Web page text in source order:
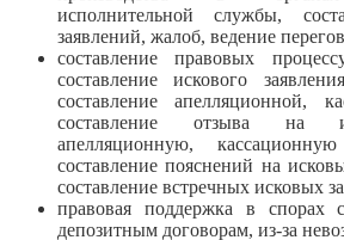
исполнительной службы,
заявлений, жалоб, ведение
составление правовых
составление искового
составление апелляционной,
составление отзыва на
апелляционную,
составление пояснений на
составление встречных исковых
правовая поддержка в
депозитным договорам, из-за